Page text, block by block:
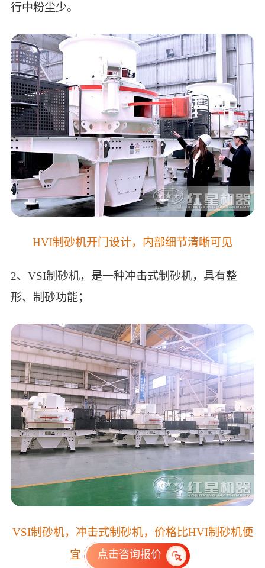
行中粉尘少。
HVI制砂机开门设计，内部细节清晰可见
2、VSI制砂机，是一种冲击式制砂机，具有整
形、制砂功能；
VSI制砂机，冲击式制砂机，价格比HVI制砂机便
宜
点击咨询报价